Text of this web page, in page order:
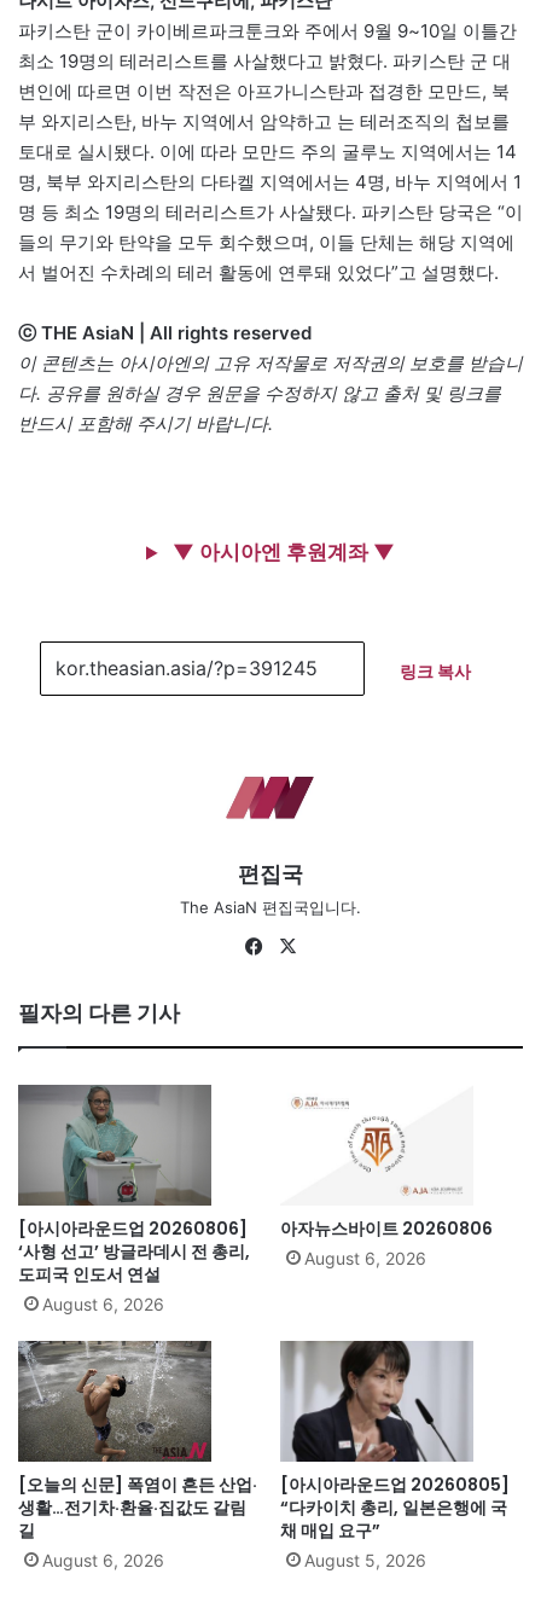
파키스탄 군이 카이베르파크툰크와 주에서 9월 9~10일 이틀간
최소 19명의 테러리스트를 사살했다고 밝혔다. 파키스탄 군 대
변인에 따르면 이번 작전은 아프가니스탄과 접경한 모만드, 북
부 와지리스탄, 바누 지역에서 암약하고 는 테러조직의 첩보를
토대로 실시됐다. 이에 따라 모만드 주의 굴루노 지역에서는 14
명, 북부 와지리스탄의 다타켈 지역에서는 4명, 바누 지역에서 1
명 등 최소 19명의 테러리스트가 사살됐다. 파키스탄 당국은 “이
들의 무기와 탄약을 모두 회수했으며, 이들 단체는 해당 지역에
서 벌어진 수차례의 테러 활동에 연루돼 있었다”고 설명했다.
ⓒ THE AsiaN | All rights reserved
이 콘텐츠는 아시아엔의 고유 저작물로 저작권의 보호를 받습니
다. 공유를 원하실 경우 원문을 수정하지 않고 출처 및 링크를
반드시 포함해 주시기 바랍니다.
▼ 아시아엔 후원계좌 ▼
링크 복사
편집국
The AsiaN 편집국입니다.
Facebook
필자의 다른 기사
[아시아라운드업 20260806]
‘사형 선고’ 방글라데시 전 총리,
도피국 인도서 연설
August 6, 2026
아자뉴스바이트 20260806
August 6, 2026
[오늘의 신문] 폭염이 흔든 산업·
생활…전기차·환율·집값도 갈림
길
August 6, 2026
[아시아라운드업 20260805]
“다카이치 총리, 일본은행에 국
채 매입 요구”
August 5, 2026